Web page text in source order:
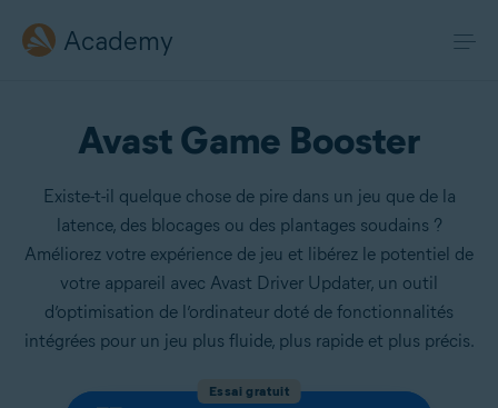
Academy
Avast Game Booster
Existe-t-il quelque chose de pire dans un jeu que de la
latence, des blocages ou des plantages soudains ?
Améliorez votre expérience de jeu et libérez le potentiel de
votre appareil avec Avast Driver Updater, un outil
d’optimisation de l’ordinateur doté de fonctionnalités
intégrées pour un jeu plus fluide, plus rapide et plus précis.
Essai gratuit